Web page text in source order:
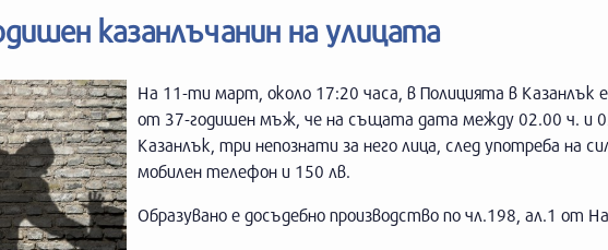
казанлъчанин на улицата
На 11-ти март, около 17:20 часа, в Полицията в Казанлък
от 37-годишен мъж, че на същата дата между 02.00 ч. и
Казанлък, три непознати за него лица, след употреба на
мобилен телефон и 150 лв.
Образувано е досъдебно производство по чл.198, ал.1 от